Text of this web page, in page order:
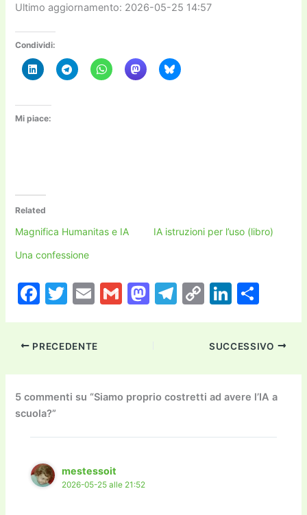
Ultimo aggiornamento: 2026-05-25 14:57
Condividi:
Mi piace:
Related
Magnifica Humanitas e IA
IA istruzioni per l’uso (libro)
Una confessione
F
c
e
b
o
o
k
T
itt
er
E
ai
l
G
M
d
o
T
a
m
C
p
y
Li
n
Li
k
e
dI
n
n
di
vi
di
PRECEDENTE SUCCESSIVO
5 commenti su “Siamo proprio costretti ad avere l’IA a
scuola?”
mestessoit
2026-05-25 alle 21:52